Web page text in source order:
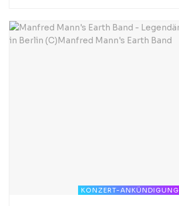
KONZERT-ANKÜNDIGUNG